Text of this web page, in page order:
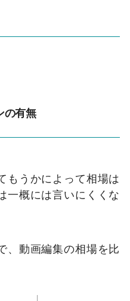
の有無
もうかによって相場は
一概には言いにくくな
、動画編集の相場を比